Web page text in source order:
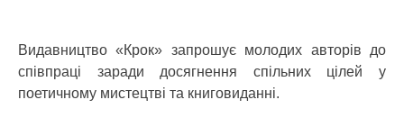
Видавництво «Крок» запрошує молодих авторів до
співпраці заради досягнення спільних цілей у
поетичному мистецтві та книговиданні.